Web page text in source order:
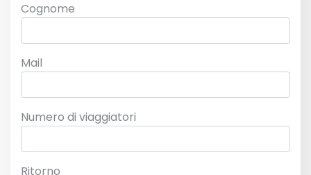
Cognome
Mail
Numero di viaggiatori
Ritorno